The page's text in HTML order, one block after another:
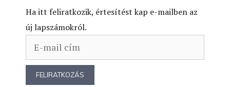
Ha itt feliratkozik, értesítést kap e-mailben az
új lapszámokról.